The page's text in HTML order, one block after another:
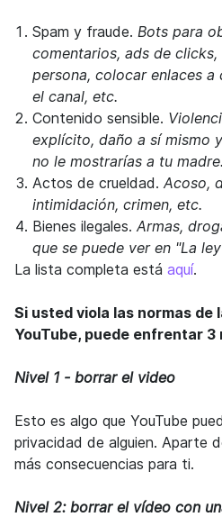
Spam y fraude. Bots para
comentarios, ads de
persona, colocar enlaces
el canal, etc.
Contenido sensible.
explícito, daño a sí mismo
no le mostrarías a tu madre.
Actos de crueldad. Acoso,
intimidación, crimen, etc.
Bienes ilegales. Armas,
que se puede ver en "La
La lista completa está aquí.
Si usted viola las normas de
YouTube, puede enfrentar 3
Nivel 1 - borrar el video
Esto es algo que YouTube
privacidad de alguien. Aparte
más consecuencias para ti.
Nivel 2: borrar el vídeo con